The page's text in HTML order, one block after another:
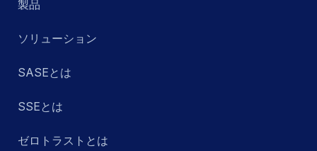
製品
ソリューション
SASEとは
SSEとは
ゼロトラストとは